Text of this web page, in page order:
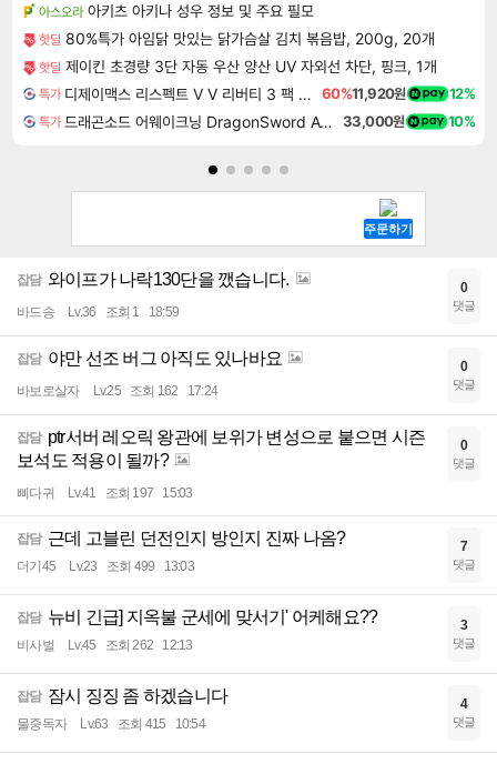
아스오라 아키츠 아키나 성우 정보 및 주요 필모
핫딜 80%특가 아임닭 맛있는 닭가슴살 김치 볶음밥, 200g, 20개
핫딜 제이킨 초경량 3단 자동 우산 양산 UV 자외선 차단, 핑크, 1개
특가 디제이맥스 리스펙트 V V 리버티 3 팩 DJMAX RESPECT V V Liberty 3 Pack DLC 60%11,920원 12%
특가 드래곤소드 어웨이크닝 DragonSword Awakening 33,000원 10%
잡담 와이프가 나락130단을 깼습니다.
바드송 Lv.36 조회 1 18:59
0
댓글
잡담 야만 선조 버그 아직도 있나바요
바보로살자 Lv.25 조회 162 17:24
0
댓글
잡담 ptr서버 레오릭 왕관에 보위가 변성으로 붙으면 시즌
보석도 적용이 될까?
삐다귀 Lv.41 조회 197 15:03
0
댓글
잡담 근데 고블린 던전인지 방인지 진짜 나옴?
더기45 Lv.23 조회 499 13:03
7
댓글
잡담 뉴비 긴급] 지옥불 군세에 맞서기' 어케해요??
비사벌 Lv.45 조회 262 12:13
3
댓글
잡담 잠시 징징 좀 하겠습니다
물중독자 Lv.63 조회 415 10:54
4
댓글